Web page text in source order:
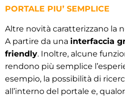
PORTALE PIU’ SEMPLICE
Altre novità caratterizzano la
A partire da una interfaccia
friendly. Inoltre, alcune
rendono più semplice
esempio, la possibilità di
all’interno del portale e,